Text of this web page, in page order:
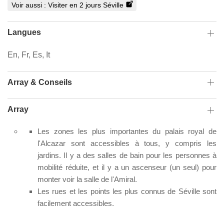
Voir aussi : Visiter en 2 jours Séville
Langues
En, Fr, Es, It
Array & Conseils
Array
Les zones les plus importantes du palais royal de
l'Alcazar sont accessibles à tous, y compris les
jardins. Il y a des salles de bain pour les personnes à
mobilité réduite, et il y a un ascenseur (un seul) pour
monter voir la salle de l'Amiral.
Les rues et les points les plus connus de Séville sont
facilement accessibles.